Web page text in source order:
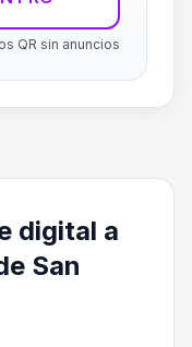
QR sin anuncios
digital a
San